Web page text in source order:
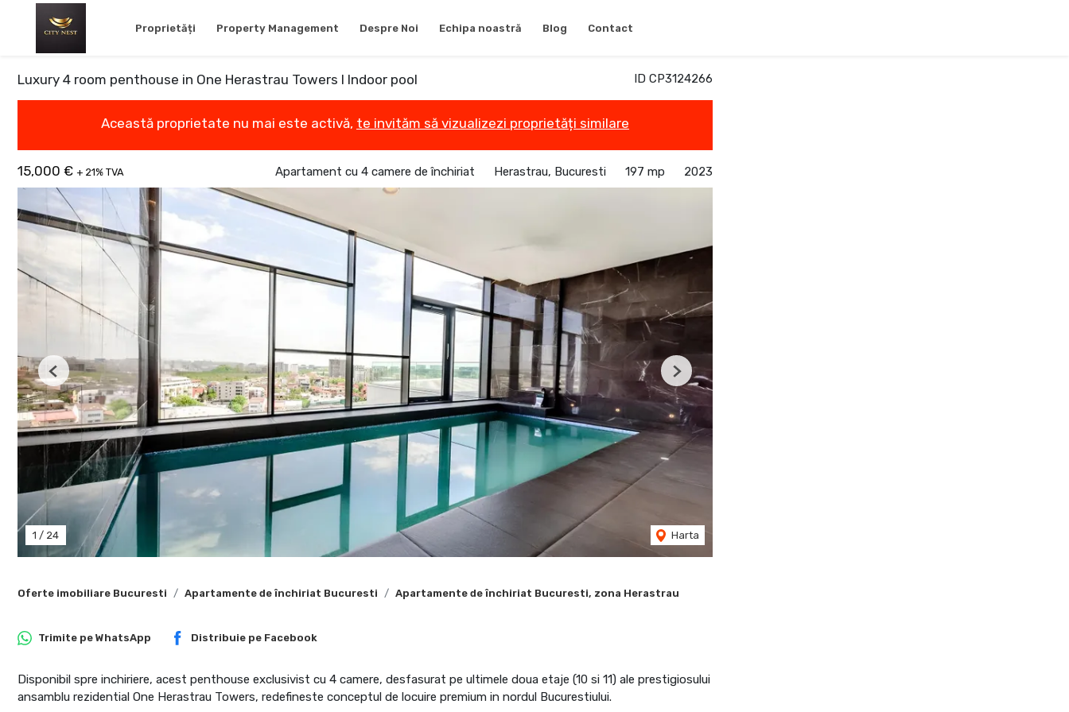
Proprietăți Property Management Despre Noi Echipa noastră Blog Contact
ID CP3124266
Luxury 4 room penthouse in One Herastrau Towers I Indoor pool
Această proprietate nu mai este activă, te invităm să vizualizezi proprietăți similare
15,000 € + 21% TVA Apartament cu 4 camere de închiriat Herastrau, Bucuresti 197 mp 2023
1 / 24 Harta
Previous Next
Oferte imobiliare Bucuresti Apartamente de închiriat Bucuresti Apartamente de închiriat Bucuresti, zona Herastrau
Trimite pe WhatsApp Distribuie pe Facebook
Disponibil spre inchiriere, acest penthouse exclusivist cu 4 camere, desfasurat pe ultimele doua etaje (10 si 11) ale prestigiosului
ansamblu rezidential One Herastrau Towers, redefineste conceptul de locuire premium in nordul Bucurestiului.